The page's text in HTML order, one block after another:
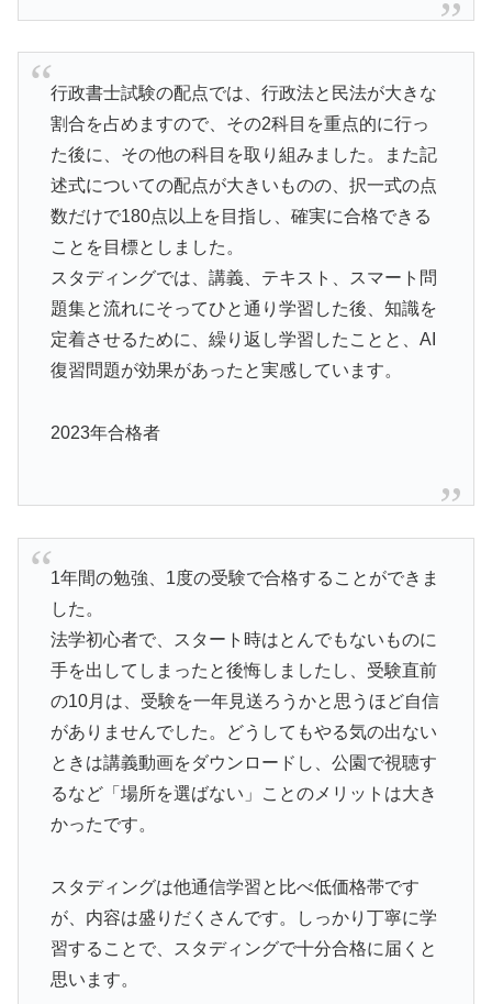
行政書士試験の配点では、行政法と民法が大きな
割合を占めますので、その2科目を重点的に行っ
た後に、その他の科目を取り組みました。また記
述式についての配点が大きいものの、択一式の点
数だけで180点以上を目指し、確実に合格できる
ことを目標としました。
スタディングでは、講義、テキスト、スマート問
題集と流れにそってひと通り学習した後、知識を
定着させるために、繰り返し学習したことと、AI
復習問題が効果があったと実感しています。
2023年合格者
1年間の勉強、1度の受験で合格することができま
した。
法学初心者で、スタート時はとんでもないものに
手を出してしまったと後悔しましたし、受験直前
の10月は、受験を一年見送ろうかと思うほど自信
がありませんでした。どうしてもやる気の出ない
ときは講義動画をダウンロードし、公園で視聴す
るなど「場所を選ばない」ことのメリットは大き
かったです。
スタディングは他通信学習と比べ低価格帯です
が、内容は盛りだくさんです。しっかり丁寧に学
習することで、スタディングで十分合格に届くと
思います。